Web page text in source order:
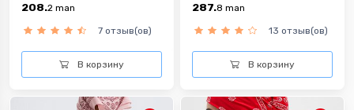
208.2 man
7 отзыв(ов)
В корзину
287.8 man
13 отзыв(ов)
В корзину